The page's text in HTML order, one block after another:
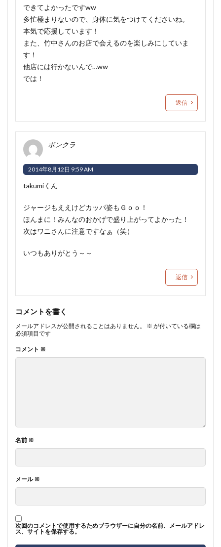
できてよかったですww
多忙極まりないので、身体に気をつけてくださいね。
本気で応援しています！
また、竹中さんのお店で会えるのを楽しみにしていま
す！
他店には行かないんで…ww
では！
返信
ボンクラ
2014年8月12日 9:59 AM
takumiくん
ジャージもええけどカッパ姿もＧｏｏ！
ほんまに！みんなのおかげで盛り上がってよかった！
次はワニさんに注意ですなぁ（笑）
いつもありがとう～～
返信
コメントを書く
メールアドレスが公開されることはありません。 ※ が付いている欄は
必須項目です
コメント ※
名前 ※
メール※
次回のコメントで使用するためブラウザーに自分の名前、メールアドレ
ス、サイトを保存する。